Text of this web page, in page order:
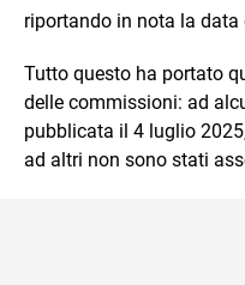
riportando in nota la data
Tutto questo ha portato
delle commissioni: ad
pubblicata il 4 luglio
ad altri non sono stati